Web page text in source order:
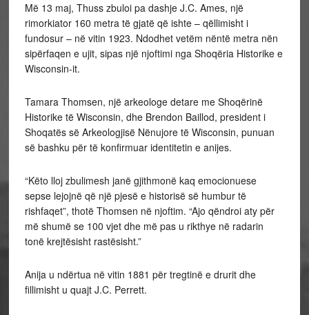
Më 13 maj, Thuss zbuloi pa dashje J.C. Ames, një
rimorkiator 160 metra të gjatë që ishte – qëllimisht i
fundosur – në vitin 1923. Ndodhet vetëm nëntë metra nën
sipërfaqen e ujit, sipas një njoftimi nga Shoqëria Historike e
Wisconsin-it.
Tamara Thomsen, një arkeologe detare me Shoqërinë
Historike të Wisconsin, dhe Brendon Baillod, president i
Shoqatës së Arkeologjisë Nënujore të Wisconsin, punuan
së bashku për të konfirmuar identitetin e anijes.
“Këto lloj zbulimesh janë gjithmonë kaq emocionuese
sepse lejojnë që një pjesë e historisë së humbur të
rishfaqet”, thotë Thomsen në njoftim. “Ajo qëndroi aty për
më shumë se 100 vjet dhe më pas u rikthye në radarin
tonë krejtësisht rastësisht.”
Anija u ndërtua në vitin 1881 për tregtinë e drurit dhe
fillimisht u quajt J.C. Perrett.